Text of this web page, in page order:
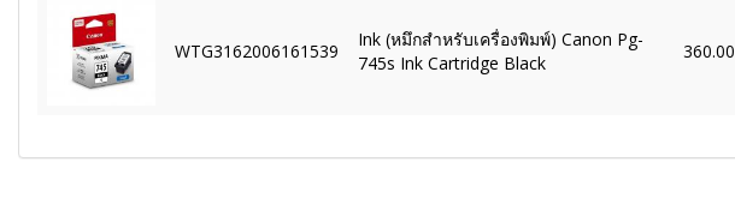
WTG3162006161539
Ink (หมึกสำหรับเครื่องพิมพ์) Canon Pg-
745s Ink Cartridge Black
360.00